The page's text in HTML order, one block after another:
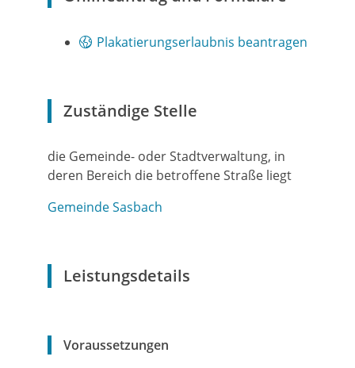
Plakatierungserlaubnis beantragen
Zuständige Stelle
die Gemeinde- oder Stadtverwaltung, in
deren Bereich die betroffene Straße liegt
Gemeinde Sasbach
Leistungsdetails
Voraussetzungen